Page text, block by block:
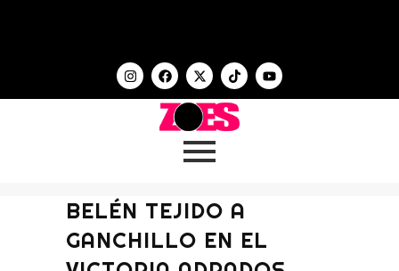
BELÉN TEJIDO A
GANCHILLO EN EL